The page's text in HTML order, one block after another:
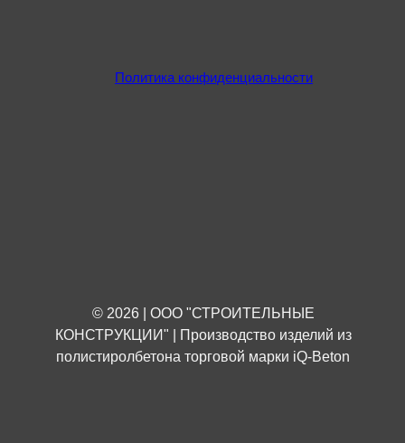
© 2026 | ООО "СТРОИТЕЛЬНЫЕ
КОНСТРУКЦИИ" | Производство изделий из
полистиролбетона торговой марки iQ-Beton
Политика конфиденциальности